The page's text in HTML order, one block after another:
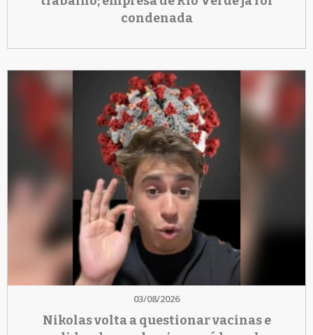
condenada
03/08/2026
Nikolas volta a questionar vacinas e